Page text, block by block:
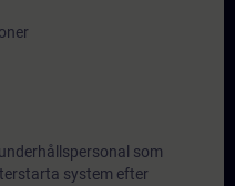
som
system efter